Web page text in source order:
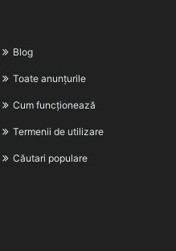
Blog
Toate anunțurile
Cum funcționează
Termenii de utilizare
Căutari populare